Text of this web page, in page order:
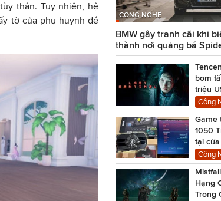
thân. Tuy nhiên, hệ
tờ của phụ huynh để
CÔNG NGHỆ
BMW gây tranh cãi khi
thành nơi quảng bá
bom
triệu
Công
Game
1050
tại
chạy
Công
Hạng
Trong